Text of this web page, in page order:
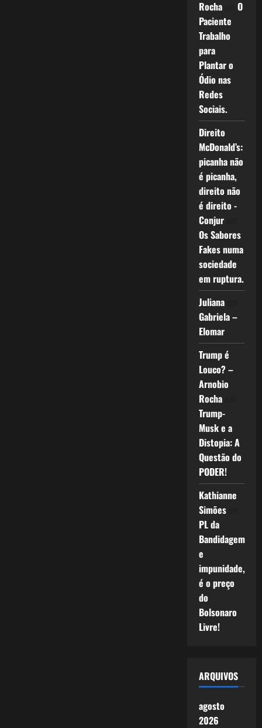
Rochaem O
Paciente
Trabalho
para
Plantar o
Ódio nas
Redes
Sociais.
Direito
McDonald’s:
picanha não
é picanha,
direito não
é direito -
Conjurem
Os Sabores
Fakes numa
sociedade
em ruptura.
Julianaem
Gabriela –
Elomar
Trump é
Louco? –
Arnobio
Rochaem
Trump-
Musk e a
Distopia: A
Questão do
PODER!
Kathianne
Simõesem
PL da
Bandidagem
e
impunidade,
é o preço
do
Bolsonaro
Livre!
ARQUIVOS
agosto
2026